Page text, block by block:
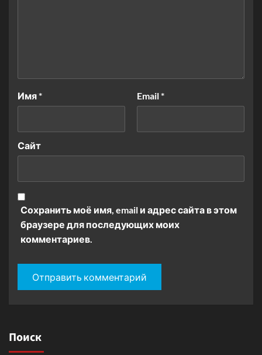
Имя* Email*
Сайт
Сохранить моё имя, email и адрес сайта в этом
браузере для последующих моих
комментариев.
Поиск